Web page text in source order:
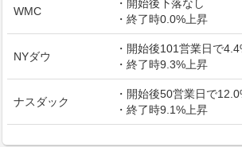
WMC
・開始後下落なし
・終了時0.0%上昇
NYダウ
・開始後101営業日で
・終了時9.3%上昇
ナスダック
・開始後50営業日で
・終了時9.1%上昇